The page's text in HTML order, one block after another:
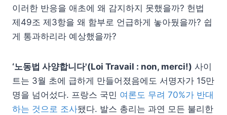
이러한 반응을 애초에 왜 감지하지 못했을까? 헌법
제49조 제3항을 왜 함부로 언급하게 놓아뒀을까? 쉽
게 통과하리라 예상했을까?
‘노동법 사양합니다'(Loi Travail : non, merci!) 사이
트는 3월 초에 급하게 만들어졌음에도 서명자가 15만
명을 넘어섰다. 프랑스 국민 여론도 무려 70%가 반대
하는 것으로 조사됐다. 발스 총리는 과연 모든 불리한